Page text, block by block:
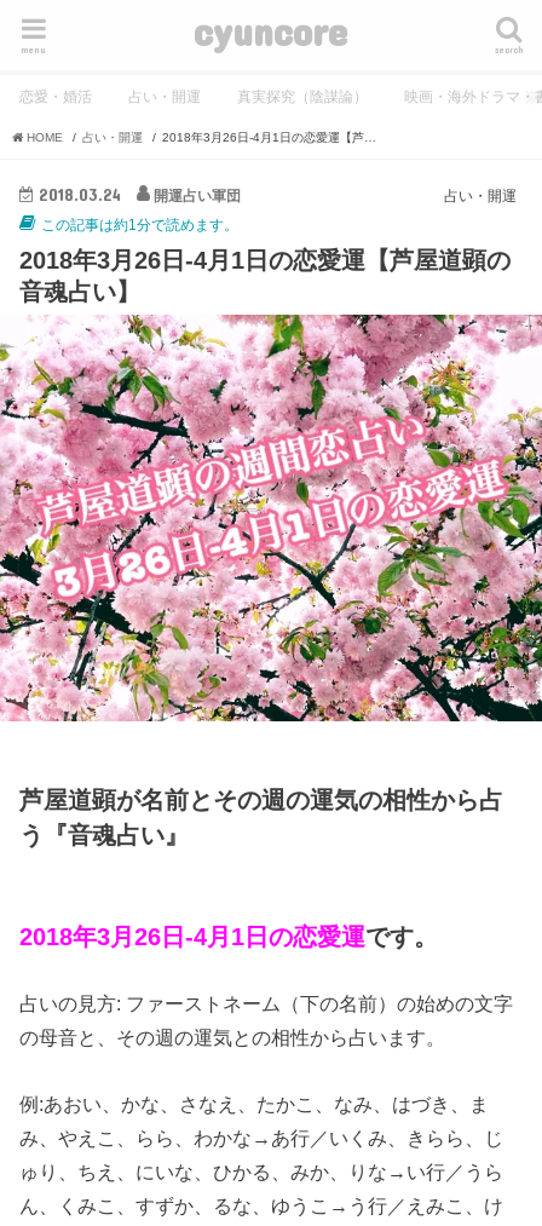
cyuncore search
menu
恋愛・婚活 占い・開運 真実探究（陰謀論） 映画・海外ドラマ・
HOME 占い・開運
占い・開運
2018.03.24
開運占い軍団
この記事は約1分で読めます。
2018年3月26日-4月1日の恋愛運【芦屋道顕の
音魂占い】
芦屋道顕が名前とその週の運気の相性から占
う『音魂占い』
2018年3月26日-4月1日の恋愛運です。
占いの見方: ファーストネーム（下の名前）の始めの文字
の母音と、その週の運気との相性から占います。
例:あおい、かな、さなえ、たかこ、なみ、はづき、ま
み、やえこ、らら、わかな→あ行／いくみ、きらら、じ
ゅり、ちえ、にいな、ひかる、みか、りな→い行／うら
ん、くみこ、すずか、るな、ゆうこ→う行／えみこ、け